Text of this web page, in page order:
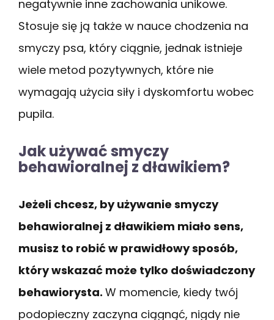
negatywnie inne zachowania unikowe.
Stosuje się ją także w nauce chodzenia na
smyczy psa, który ciągnie, jednak istnieje
wiele metod pozytywnych, które nie
wymagają użycia siły i dyskomfortu wobec
pupila.
Jak używać smyczy
behawioralnej z dławikiem?
Jeżeli chcesz, by używanie smyczy
behawioralnej z dławikiem miało sens,
musisz to robić w prawidłowy sposób,
który wskazać może tylko doświadczony
behawiorysta. W momencie, kiedy twój
podopieczny zaczyna ciągnąć, nigdy nie